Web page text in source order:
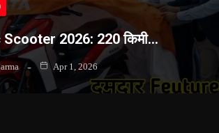
2026: 220 किमी…
Apr 1, 2026